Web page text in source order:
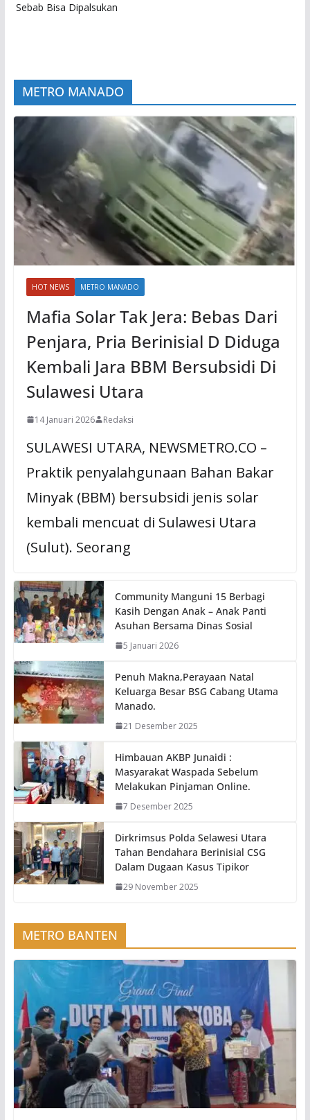
Sebab Bisa Dipalsukan
METRO MANADO
HOT NEWS METRO MANADO
Mafia Solar Tak Jera: Bebas Dari
Penjara, Pria Berinisial D Diduga
Kembali Jara BBM Bersubsidi Di
Sulawesi Utara
14 Januari 2026 Redaksi
SULAWESI UTARA, NEWSMETRO.CO –
Praktik penyalahgunaan Bahan Bakar
Minyak (BBM) bersubsidi jenis solar
kembali mencuat di Sulawesi Utara
(Sulut). Seorang
Community Manguni 15 Berbagi
Kasih Dengan Anak – Anak Panti
Asuhan Bersama Dinas Sosial
5 Januari 2026
Penuh Makna,Perayaan Natal
Keluarga Besar BSG Cabang Utama
Manado.
21 Desember 2025
Himbauan AKBP Junaidi :
Masyarakat Waspada Sebelum
Melakukan Pinjaman Online.
7 Desember 2025
Dirkrimsus Polda Selawesi Utara
Tahan Bendahara Berinisial CSG
Dalam Dugaan Kasus Tipikor
29 November 2025
METRO BANTEN